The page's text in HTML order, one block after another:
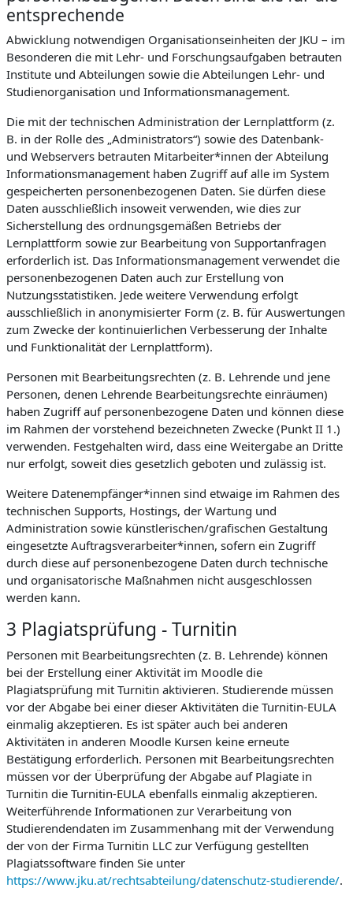
entsprechende
Abwicklung notwendigen Organisationseinheiten der JKU – im
Besonderen die mit Lehr- und Forschungsaufgaben betrauten
Institute und Abteilungen sowie die Abteilungen Lehr- und
Studienorganisation und Informationsmanagement.
Die mit der technischen Administration der Lernplattform (z.
B. in der Rolle des „Administrators“) sowie des Datenbank-
und Webservers betrauten Mitarbeiter*innen der Abteilung
Informationsmanagement haben Zugriff auf alle im System
gespeicherten personenbezogenen Daten. Sie dürfen diese
Daten ausschließlich insoweit verwenden, wie dies zur
Sicherstellung des ordnungsgemäßen Betriebs der
Lernplattform sowie zur Bearbeitung von Supportanfragen
erforderlich ist. Das Informationsmanagement verwendet die
personenbezogenen Daten auch zur Erstellung von
Nutzungsstatistiken. Jede weitere Verwendung erfolgt
ausschließlich in anonymisierter Form (z. B. für Auswertungen
zum Zwecke der kontinuierlichen Verbesserung der Inhalte
und Funktionalität der Lernplattform).
Personen mit Bearbeitungsrechten (z. B. Lehrende und jene
Personen, denen Lehrende Bearbeitungsrechte einräumen)
haben Zugriff auf personenbezogene Daten und können diese
im Rahmen der vorstehend bezeichneten Zwecke (Punkt II 1.)
verwenden. Festgehalten wird, dass eine Weitergabe an Dritte
nur erfolgt, soweit dies gesetzlich geboten und zulässig ist.
Weitere Datenempfänger*innen sind etwaige im Rahmen des
technischen Supports, Hostings, der Wartung und
Administration sowie künstlerischen/grafischen Gestaltung
eingesetzte Auftragsverarbeiter*innen, sofern ein Zugriff
durch diese auf personenbezogene Daten durch technische
und organisatorische Maßnahmen nicht ausgeschlossen
werden kann.
3 Plagiatsprüfung - Turnitin
Personen mit Bearbeitungsrechten (z. B. Lehrende) können
bei der Erstellung einer Aktivität im Moodle die
Plagiatsprüfung mit Turnitin aktivieren. Studierende müssen
vor der Abgabe bei einer dieser Aktivitäten die Turnitin-EULA
einmalig akzeptieren. Es ist später auch bei anderen
Aktivitäten in anderen Moodle Kursen keine erneute
Bestätigung erforderlich. Personen mit Bearbeitungsrechten
müssen vor der Überprüfung der Abgabe auf Plagiate in
Turnitin die Turnitin-EULA ebenfalls einmalig akzeptieren.
Weiterführende Informationen zur Verarbeitung von
Studierendendaten im Zusammenhang mit der Verwendung
der von der Firma Turnitin LLC zur Verfügung gestellten
Plagiatssoftware finden Sie unter
https://www.jku.at/rechtsabteilung/datenschutz-studierende/.